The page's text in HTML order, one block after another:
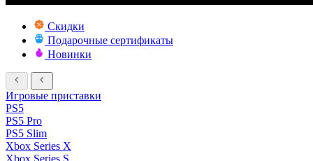
Скидки
Подарочные сертификаты
Новинки
Игровые приставки
PS5
PS5 Pro
PS5 Slim
Xbox Series X
Xbox Series S